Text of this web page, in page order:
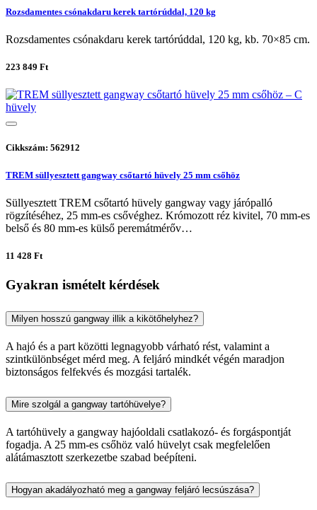
Rozsdamentes csónakdaru kerek tartórúddal, 120 kg
Rozsdamentes csónakdaru kerek tartórúddal, 120 kg, kb. 70×85 cm.
223 849 Ft
Cikkszám: 562912
TREM süllyesztett gangway csőtartó hüvely 25 mm csőhöz
Süllyesztett TREM csőtartó hüvely gangway vagy járópalló
rögzítéséhez, 25 mm-es csővéghez. Krómozott réz kivitel, 70 mm-es
belső és 80 mm-es külső peremátmérőv…
11 428 Ft
Gyakran ismételt kérdések
Milyen hosszú gangway illik a kikötőhelyhez?
A hajó és a part közötti legnagyobb várható rést, valamint a
szintkülönbséget mérd meg. A feljáró mindkét végén maradjon
biztonságos felfekvés és mozgási tartalék.
Mire szolgál a gangway tartóhüvelye?
A tartóhüvely a gangway hajóoldali csatlakozó- és forgáspontját
fogadja. A 25 mm-es csőhöz való hüvelyt csak megfelelően
alátámasztott szerkezetbe szabad beépíteni.
Hogyan akadályozható meg a gangway feljáró lecsúszása?